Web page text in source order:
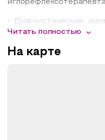
• Диагностические
мониторирование
Читать полностью
На карте